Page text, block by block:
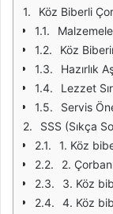
Köz Biberli
Köz
Hazırlık
Lezzet
Servis
SSS (Sıkça
1. Köz
2.
3. Köz
4. Köz